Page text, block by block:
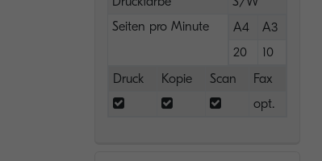
Seiten pro Minute
A4
A3
20
10
Druck
Kopie Scan
Fax
opt.